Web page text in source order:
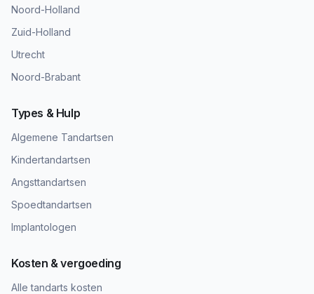
Noord-Holland
Zuid-Holland
Utrecht
Noord-Brabant
Types & Hulp
Algemene Tandartsen
Kindertandartsen
Angsttandartsen
Spoedtandartsen
Implantologen
Kosten & vergoeding
Alle tandarts kosten